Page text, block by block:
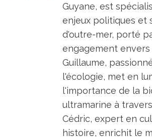
Guyane, est
enjeux politiques et
d'outre-mer, porté
engagement envers
Guillaume,
l'écologie, met en
l'importance de la
ultramarine à
Cédric, expert en
histoire, enrichit le